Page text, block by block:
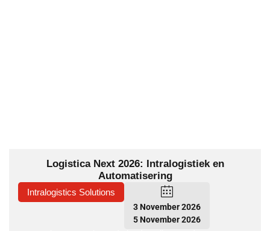
Logistica Next 2026: Intralogistiek en
Automatisering
Intralogistics Solutions
3 November 2026
5 November 2026